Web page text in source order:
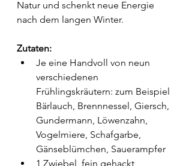
Natur und schenkt neue Energie
nach dem langen Winter.
Zutaten:
Je eine Handvoll von neun
verschiedenen
Frühlingskräutern: zum Beispiel
Bärlauch, Brennnessel, Giersch,
Gundermann, Löwenzahn,
Vogelmiere, Schafgarbe,
Gänseblümchen, Sauerampfer
1 Zwiebel, fein gehackt